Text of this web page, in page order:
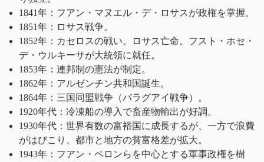
1841年：フアン・マヌエル・デ・ロサスが政権を掌握。
1851年：ロサス戦争。
1852年：カセロスの戦い。ロサス亡命。フスト・ホセ・
デ・ウルキーサが大統領に就任。
1853年：連邦制の憲法が制定。
1862年：アルゼンチン共和国誕生。
1864年：三国同盟戦争（パラグアイ戦争）。
1920年代：冷凍船の導入で畜産物輸出が好調。
1930年代：世界有数の富裕国に成長するが、一方で浪費
がはびこり、都市と地方の貧富格差が拡大。
1943年：フアン・ペロンらを中心とする軍事政権を樹